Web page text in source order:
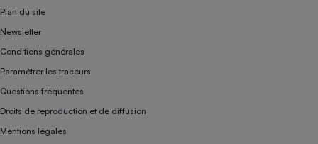
Plan du site
Newsletter
Conditions générales
Paramétrer les traceurs
Questions fréquentes
Droits de reproduction et de diffusion
Mentions légales